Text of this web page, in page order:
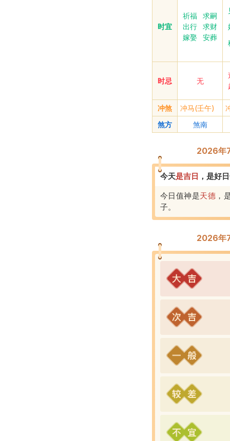
时宜
祈福
求嗣
出行
求财
嫁娶
安葬
时忌 无
冲煞 冲马(壬午)
煞方
煞南
2026年
今天是吉 日 ， 是好
今日值神是天德 ，
子。
2026年